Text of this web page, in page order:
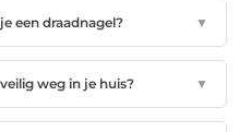
een draadnagel? ▼
weg in je huis? ▼